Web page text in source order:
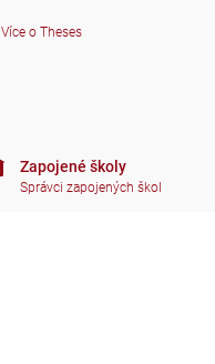
Více o Theses
Zapojené školy
Správci zapojených škol